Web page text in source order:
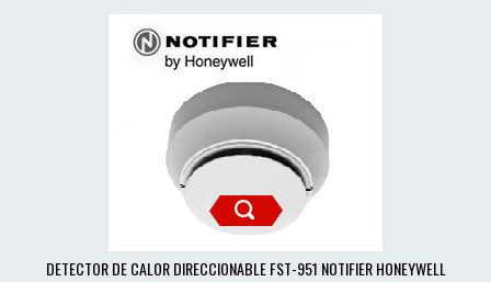
DETECTOR DE CALOR DIRECCIONABLE FST-951 NOTIFIER HONEYWELL